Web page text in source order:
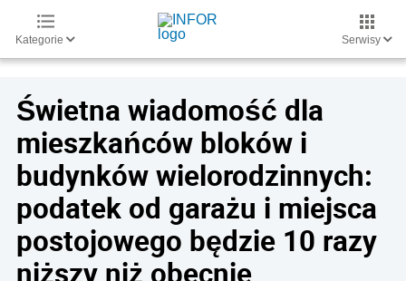
Kategorie Serwisy
Świetna wiadomość dla
mieszkańców bloków i
budynków wielorodzinnych:
podatek od garażu i miejsca
postojowego będzie 10 razy
niższy niż obecnie